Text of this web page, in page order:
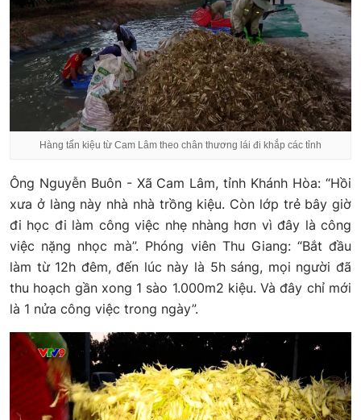
Hàng tấn kiệu từ Cam Lâm theo chân thương lái đi khắp các tỉnh
Ông Nguyễn Buôn - Xã Cam Lâm, tỉnh Khánh Hòa: “Hồi
xưa ở làng này nhà nhà trồng kiệu. Còn lớp trẻ bây giờ
đi học đi làm công việc nhẹ nhàng hơn vì đây là công
việc nặng nhọc mà”. Phóng viên Thu Giang: “Bắt đầu
làm từ 12h đêm, đến lúc này là 5h sáng, mọi người đã
thu hoạch gần xong 1 sào 1.000m2 kiệu. Và đây chỉ mới
là 1 nửa công việc trong ngày”.